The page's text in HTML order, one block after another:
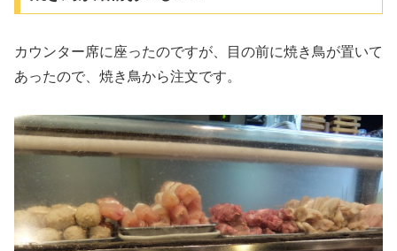
カウンター席に座ったのですが、目の前に焼き鳥が置いて
あったので、焼き鳥から注文です。